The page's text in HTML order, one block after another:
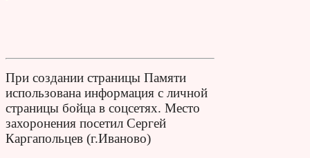
При создании страницы Памяти
использована информация с личной
страницы бойца в соцсетях. Место
захоронения посетил Сергей
Каргапольцев (г.Иваново)